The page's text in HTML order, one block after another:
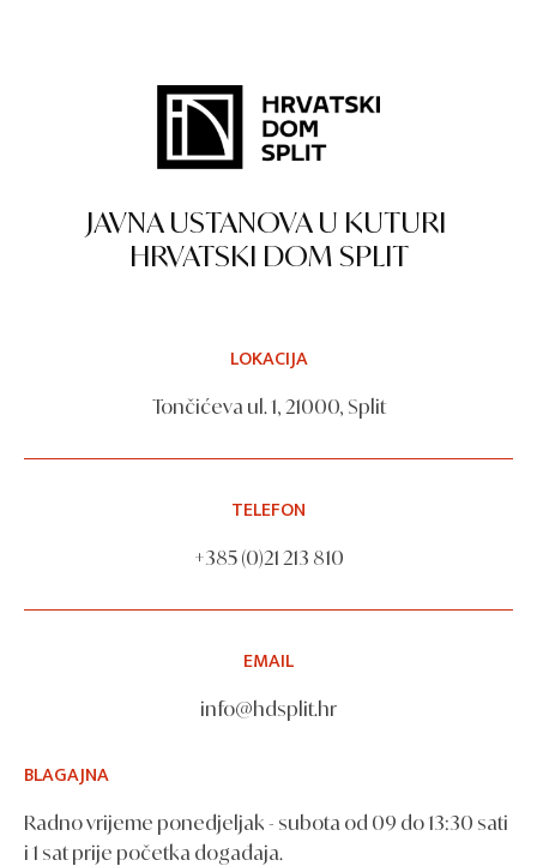
JAVNA USTANOVA U KUTURI
HRVATSKI DOM SPLIT
LOKACIJA
Tončićeva ul. 1, 21000, Split
TELEFON
+385 (0)21 213 810
EMAIL
info@hdsplit.hr
BLAGAJNA
Radno vrijeme ponedjeljak - subota od 09 do 13:30 sati
i 1 sat prije početka događaja.